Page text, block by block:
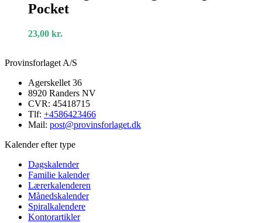
A-
Pocket
Pocket
23,00 kr.
Provinsforlaget A/S
Agerskellet 36
8920 Randers NV
CVR: 45418715
Tlf: +4586423466
Mail: post@provinsforlaget.dk
Kalender efter type
Dagskalender
Familie kalender
Lærerkalenderen
Månedskalender
Spiralkalendere
Kontorartikler